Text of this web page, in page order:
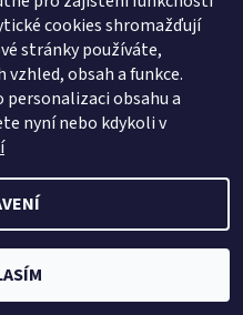
práva vyhrazena
cookies shromažďují
stránky používáte,
obsah a funkce.
obsahu a
nyní nebo kdykoli v